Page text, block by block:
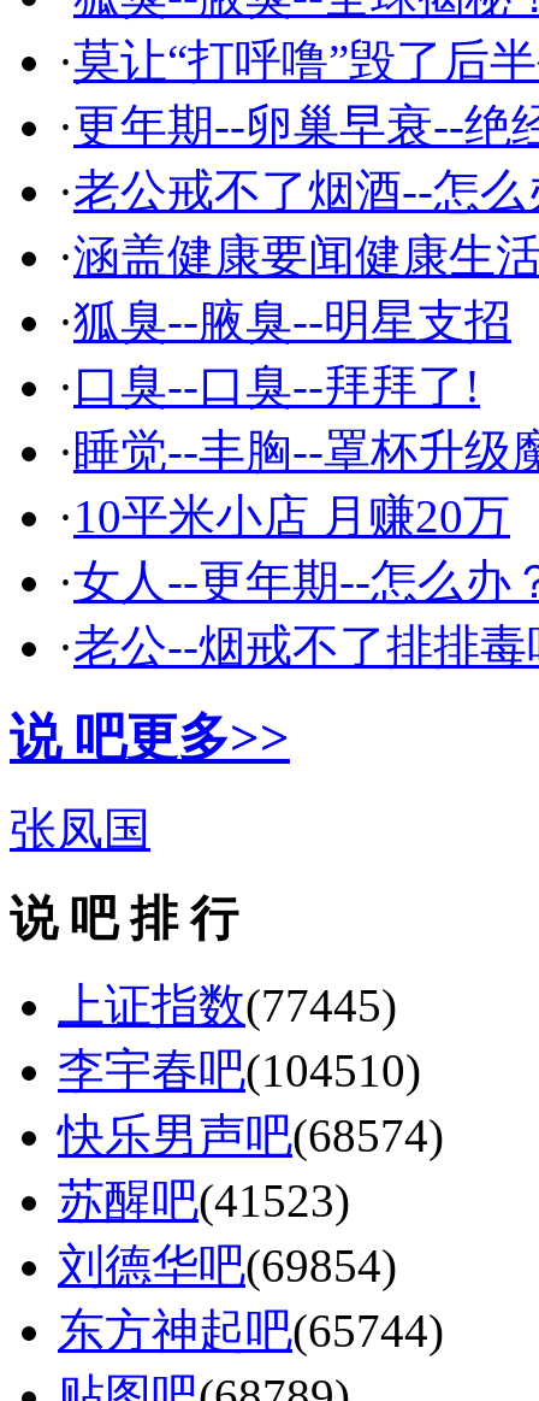
·莫让“打呼噜”毁了后
·更年期--卵巢早衰--绝
·老公戒不了烟酒--怎么
·涵盖健康要闻健康生
·狐臭--腋臭--明星支招
·口臭--口臭--拜拜了!
·睡觉--丰胸--罩杯升级
·10平米小店 月赚20万
·女人--更年期--怎么办
·老公--烟戒不了排排毒
说 吧更多>>
张凤国
说 吧 排 行
上证指数(77445)
李宇春吧(104510)
快乐男声吧(68574)
苏醒吧(41523)
刘德华吧(69854)
东方神起吧(65744)